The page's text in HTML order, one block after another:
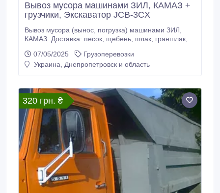
Вывоз мусора машинами ЗИЛ, КАМАЗ +
грузчики, Экскаватор JCB-3CX
Вывоз мусора (вынос, погрузка) машинами ЗИЛ,
КАМАЗ. Доставка: песок, щебень, шлак, граншлак,
известковый раствор и др. Аренда Экскаватора JCB-
3CX. Работаем с НДС/без НДС..
07/05/2025
Грузоперевозки
Украина, Днепропетровск и область
320 грн. ₴